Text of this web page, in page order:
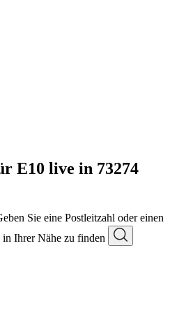
E10 live in 73274
Sie eine Postleitzahl oder einen
Ihrer Nähe zu finden